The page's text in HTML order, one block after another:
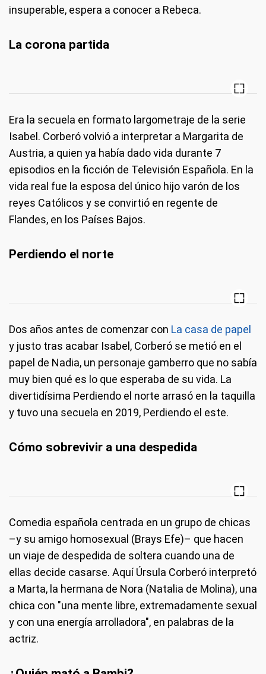
insuperable, espera a conocer a Rebeca.
La corona partida
Era la secuela en formato largometraje de la serie
Isabel. Corberó volvió a interpretar a Margarita de
Austria, a quien ya había dado vida durante 7
episodios en la ficción de Televisión Española. En la
vida real fue la esposa del único hijo varón de los
reyes Católicos y se convirtió en regente de
Flandes, en los Países Bajos.
Perdiendo el norte
Dos años antes de comenzar con La casa de papel
y justo tras acabar Isabel, Corberó se metió en el
papel de Nadia, un personaje gamberro que no sabía
muy bien qué es lo que esperaba de su vida. La
divertidísima Perdiendo el norte arrasó en la taquilla
y tuvo una secuela en 2019, Perdiendo el este.
Cómo sobrevivir a una despedida
Comedia española centrada en un grupo de chicas
–y su amigo homosexual (Brays Efe)– que hacen
un viaje de despedida de soltera cuando una de
ellas decide casarse. Aquí Úrsula Corberó interpretó
a Marta, la hermana de Nora (Natalia de Molina), una
chica con "una mente libre, extremadamente sexual
y con una energía arrolladora", en palabras de la
actriz.